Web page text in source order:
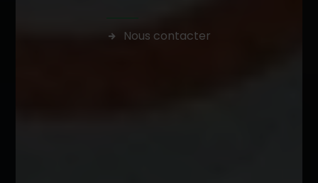
Nous contacter